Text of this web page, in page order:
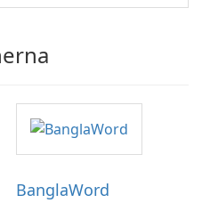
BanglaWord